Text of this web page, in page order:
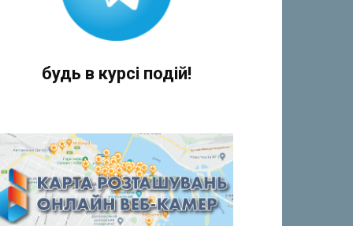
будь в курсі подій!